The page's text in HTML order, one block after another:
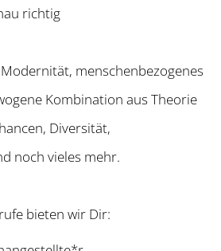
richtig
menschenbezogenes
Kombination aus Theorie
Diversität,
noch vieles mehr.
bieten wir Dir: